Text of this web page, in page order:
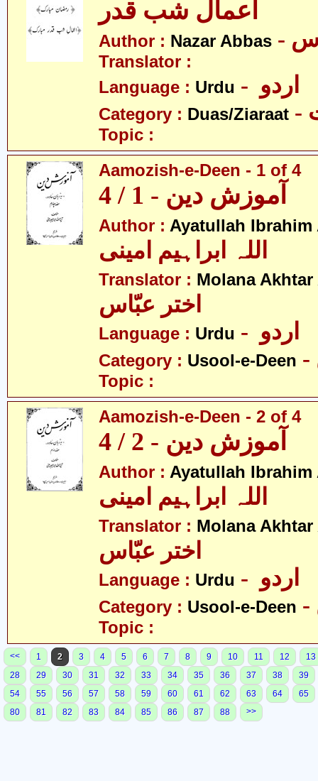
اعمال شب قدر
Author : Nazar Abbas
Translator :
Language : Urdu
Category : Duas/Ziaraat
Topic :
Aamozish-e-Deen - 1 of 4
آموزش دین - 1 / 4
Author : Ayatullah Ibrahim
اللہ ابراہیم امینی
Translator : Molana Akhtar
اختر عبّاس
Language : Urdu
Category : Usool-e-Deen
Topic :
Aamozish-e-Deen - 2 of 4
آموزش دین - 2 / 4
Author : Ayatullah Ibrahim
اللہ ابراہیم امینی
Translator : Molana Akhtar
اختر عبّاس
Language : Urdu
Category : Usool-e-Deen
Topic :
<< 1 2 3 4 5 6 7 8 9 10 11 12
13
28
29 30 31 32 33 34 35 36 37 38
39
54
55 56 57 58 59 60 61 62 63 64
65
80
81 82 83 84 85 86 87 88 >>